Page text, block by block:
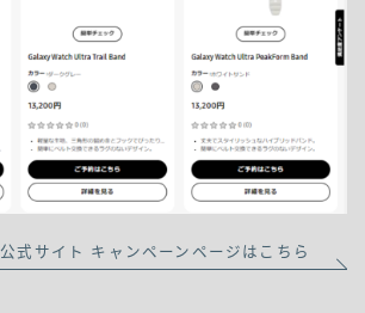
公式サイト キャンペーンページはこちら